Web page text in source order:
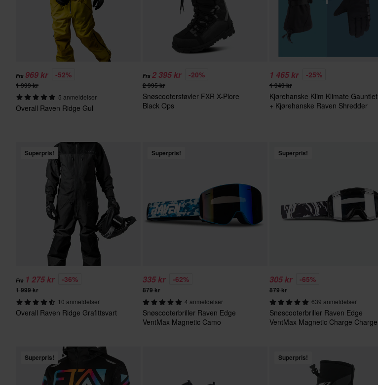
Fra 969 kr -52%
1 999 kr
5 anmeldelser
Overall Raven Ridge Gul
Fra 2 395 kr -20%
2 995 kr
Snøscooterstøvler FXR X-Plore
Black Ops
1 465 kr -25%
1 949 kr
Kjørehanske Klim Klimate Gauntlet
+ Kjørehanske Raven Shredder
Superpris!
Fra 1 275 kr -36%
1 999 kr
10 anmeldelser
Overall Raven Ridge Grafittsvart
Superpris!
335 kr -62%
879 kr
4 anmeldelser
Snøscooterbriller Raven Edge
VentMax Magnetic Camo
Superpris!
305 kr -65%
879 kr
639 anmeldelser
Snøscooterbriller Raven Edge
VentMax Magnetic Charge Charge
Superpris! Superpris!